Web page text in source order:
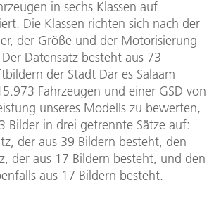
in sechs Klassen auf
Die Klassen richten sich nach der
der Größe und der Motorisierung
Datensatz besteht aus 73
der Stadt Dar es Salaam
Fahrzeugen und einer GSD von
unseres Modells zu bewerten,
Bilder in drei getrennte Sätze auf:
der aus 39 Bildern besteht, den
der aus 17 Bildern besteht, und den
aus 17 Bildern besteht.